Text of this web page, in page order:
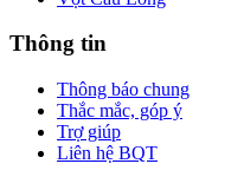
Thông tin
Thông báo chung
Thắc mắc, góp ý
Trợ giúp
Liên hệ BQT